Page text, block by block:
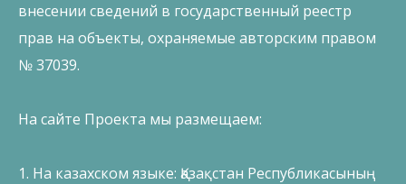
внесении сведений в государственный реестр
прав на объекты, охраняемые авторским правом
№ 37039.
На сайте Проекта мы размещаем:
1. На казахском языке: Қазақстан Республикасының